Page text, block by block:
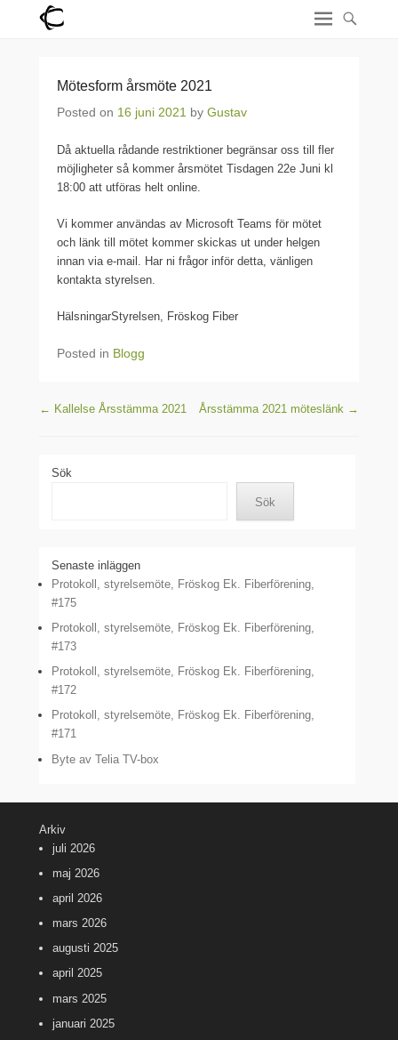
Mötesform årsmöte 2021
Posted on 16 juni 2021 by Gustav
Då aktuella rådande restriktioner begränsar oss till fler
möjligheter så kommer årsmötet Tisdagen 22e Juni kl
18:00 att utföras helt online.
Vi kommer användas av Microsoft Teams för mötet
och länk till mötet kommer skickas ut under helgen
innan via e-mail. Har ni frågor inför detta, vänligen
kontakta styrelsen.
HälsningarStyrelsen, Fröskog Fiber
Posted in Blogg
Post navigation
← Kallelse Årsstämma 2021 Årsstämma 2021 möteslänk →
Sök
Sök
Senaste inläggen
Protokoll, styrelsemöte, Fröskog Ek. Fiberförening,
#175
Protokoll, styrelsemöte, Fröskog Ek. Fiberförening,
#173
Protokoll, styrelsemöte, Fröskog Ek. Fiberförening,
#172
Protokoll, styrelsemöte, Fröskog Ek. Fiberförening,
#171
Byte av Telia TV-box
Arkiv
juli 2026
maj 2026
april 2026
mars 2026
augusti 2025
april 2025
mars 2025
januari 2025